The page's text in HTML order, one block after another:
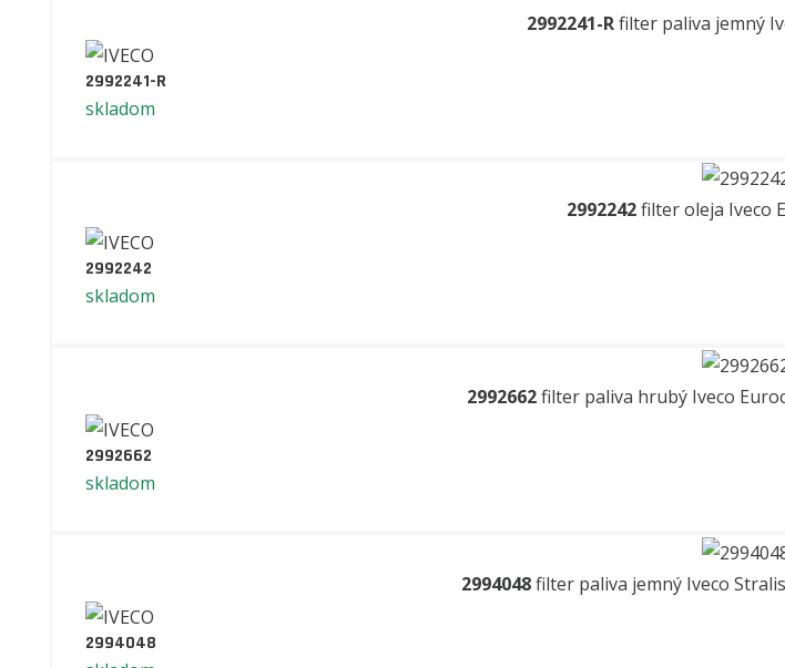
2992241-Rfilter paliva jemný
2992241-R
skladom
2992242filter oleja Iveco
2992242
skladom
2992662filter paliva hrubý Iveco
2992662
skladom
2994048filter paliva jemný Iveco
2994048